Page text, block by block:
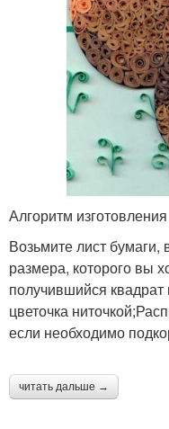
Алгоритм
Возьмите лист бумаги,
размера, которого вы
получившийся
цветочка
если необходимо
читать дальше →